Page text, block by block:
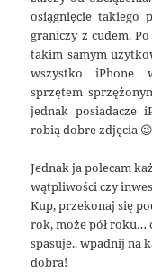
osiągnięcie takiego
graniczy z cudem.
takim samym
wszystko iPhone
sprzętem
jednak posiadacze
robią dobre zdjęcia 😉
Jednak ja polecam
wątpliwości czy
Kup, przekonaj się
rok, może pół roku…
spasuje.. wpadnij na
dobra!